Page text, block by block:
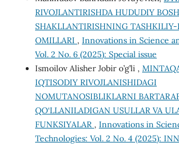
RIVOJLANTIRISHDA HUDUDIY
SHAKLLANTIRISHNING
OMILLARI , Innovations in Science
Vol. 2 No. 6 (2025): Special issue
Ismoilov Alisher Jobir o’g’li ,
IQTISODIY RIVOJLANISHIDAGI
NOMUTANOSIBLIKLARNI
QO‘LLANILADIGAN USULLAR VA
FUNKSIYALAR , Innovations in
Technologies: Vol. 2 No. 4 (2025):